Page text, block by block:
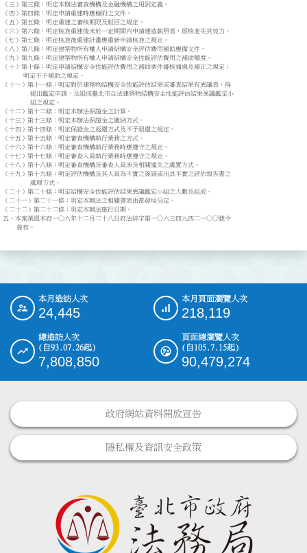
（三）第三條：明定本辦法審查機構及金融機構之用詞定義。
（四）第四條：明定申請重建時應檢附之文件。
（五）第五條：明定重建之審核期限及駁回之規定。
（六）第六條：明定核准重建後未於一定期間內申請建造執照者，原核准失其效力。
（七）第七條：明定核准後重建計畫應重新申請核准之規定。
（八）第八條：明定建築物所有權人申請結構安全評估費用補助應備文件。
（九）第九條：明定建築物所有權人申請結構安全性能評估費用之補助額度。
（十）第十條：明定申請結構安全性能評估費用之補助案件審核通過及補正之規定；
（十一）第十一條：明定對於建築物結構安全性能評估結果或審查結果有異議者，得
（十二）第十二條：明定本辦法保證金之計算。
（十三）第十三條：明定本辦法保證金之繳納方式。
（十四）第十四條：明定保證金之返還方式及不予退還之規定。
（十五）第十五條：明定審查機構執行業務之方式。
（十六）第十六條：明定審查機構執行業務時應遵守之規定。
（十七）第十七條：明定審查人員執行業務時應遵守之規定。
（十八）第十八條：明定審查機構及審查人員涉及相關違失之處置方式。
（十九）第十九條：明定評估機構及其人員為不實之簽證或出具不實之評估報告書之
（二十）第二十條：明定結構安全性能評估結果異議鑑定小組之人數及組成。
（二十一）第二十一條：明定本辦法之相關書表由都發局另定。
（二十二）第二十二條：明定本辦法施行日期。
五、本案業經本府一○六年十二月二十八日府法綜字第一○六三四九四二一○○號令
::: 本月造訪人次
24,445
本月頁面瀏覽人次
218,119
總造訪人次
(自93.07.26起)
7,808,850
頁面總瀏覽人次
(自105.7.15起)
90,479,274
政府網站資料開放宣告
隱私權及資訊安全政策